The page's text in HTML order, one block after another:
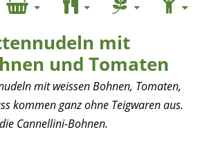
mit
und Tomaten
mit weissen Bohnen, Tomaten,
kommen ganz ohne Teigwaren aus.
Cannellini-Bohnen.